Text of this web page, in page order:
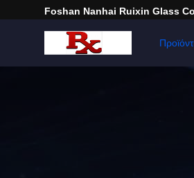
Foshan Nanhai Ruixin Glass